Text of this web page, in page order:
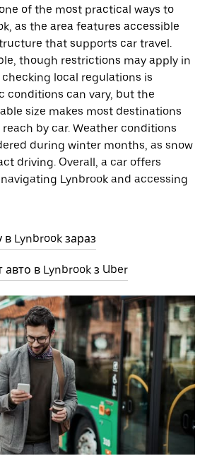
of the most practical ways to
as the area features accessible
that supports car travel.
though restrictions may apply in
local regulations is
conditions can vary, but the
size makes most destinations
by car. Weather conditions
during winter months, as snow
driving. Overall, a car offers
Lynbrook and accessing
в Lynbrook зараз
авто в Lynbrook з Uber